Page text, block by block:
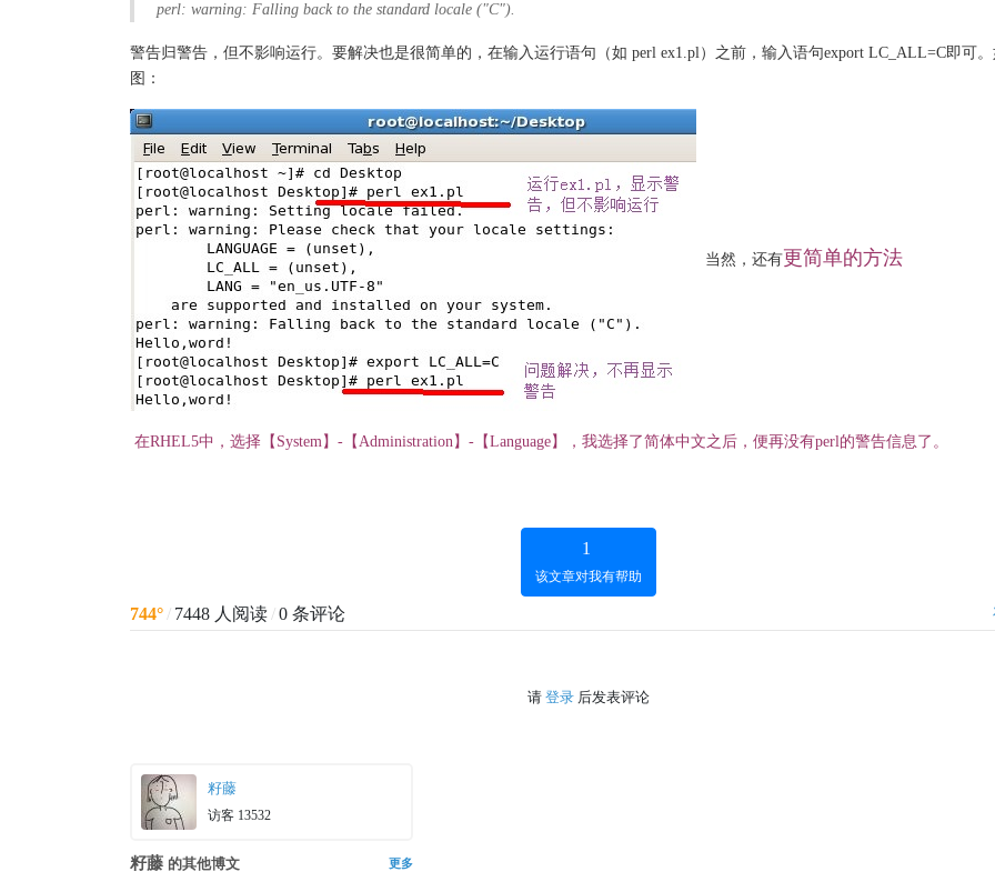
perl: warning: Falling back to the standard locale ("C").
警告归警告，但不影响运行。要解决也是很简单的，在输入运行语句（如 perl ex1.pl）之前，输入语句export LC_ALL=C即可
图：
当然，还有更简单的方法
在RHEL5中，选择【System】-【Administration】-【Language】，我选择了简体中文之后，便再没有perl的警告信息了。
1
该文章对我有帮助
744° / 7448 人阅读 /0 条评论
请 登录后发表评论
籽藤
访客 13532
籽藤 的其他博文 更多